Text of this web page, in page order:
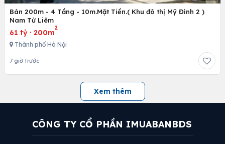
Bán 200m - 4 Tầng - 10m.Mặt Tiền.( Khu đô thị Mỹ Đình 2 )
Nam Từ Liêm
61 tỷ · 200m
2
Thành phố Hà Nội
7 giờ trước
Xem thêm
CÔNG TY CỔ PHẦN IMUABANBDS